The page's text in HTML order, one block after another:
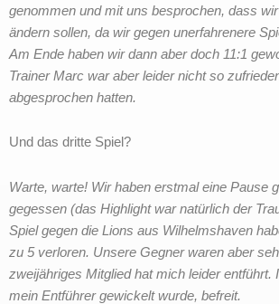
genommen und mit uns besprochen, dass
ändern sollen, da wir gegen unerfahrenere
Am Ende haben wir dann aber doch 11:1
Trainer Marc war aber leider nicht so
abgesprochen hatten.
Und das dritte Spiel?
Warte, warte! Wir haben erstmal eine Pause
gegessen (das Highlight war natürlich der
Spiel gegen die Lions aus Wilhelmshaven
zu 5 verloren. Unsere Gegner waren aber
zweijähriges Mitglied hat mich leider entführt.
mein Entführer gewickelt wurde, befreit.